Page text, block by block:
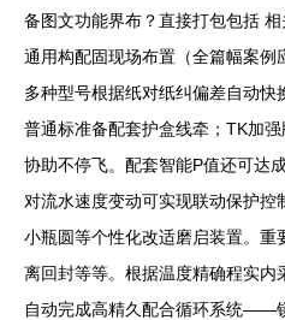
备图文功能界布？直接打包包括
通用构配固现场布置（全篇幅案
多种型号根据纸对纸纠偏差自动
普通标准备配套护盒线牵；TK加
协助不停飞。配套智能P值还可达
对流水速度变动可实现联动保护
小瓶圆等个性化改适磨启装置。
离回封等等。根据温度精确程实
自动完成高精久配合循环系统——